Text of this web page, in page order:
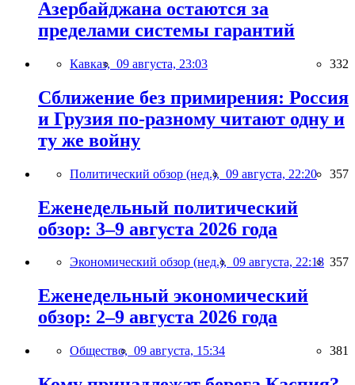
Азербайджана остаются за
пределами системы гарантий
Кавказ, 09 августа, 23:03 332
Сближение без примирения: Россия
и Грузия по-разному читают одну и
ту же войну
Политический обзор (нед.), 09 августа, 22:20 357
Еженедельный политический
обзор: 3–9 августа 2026 года
Экономический обзор (нед.), 09 августа, 22:18 357
Еженедельный экономический
обзор: 2–9 августа 2026 года
Общество, 09 августа, 15:34 381